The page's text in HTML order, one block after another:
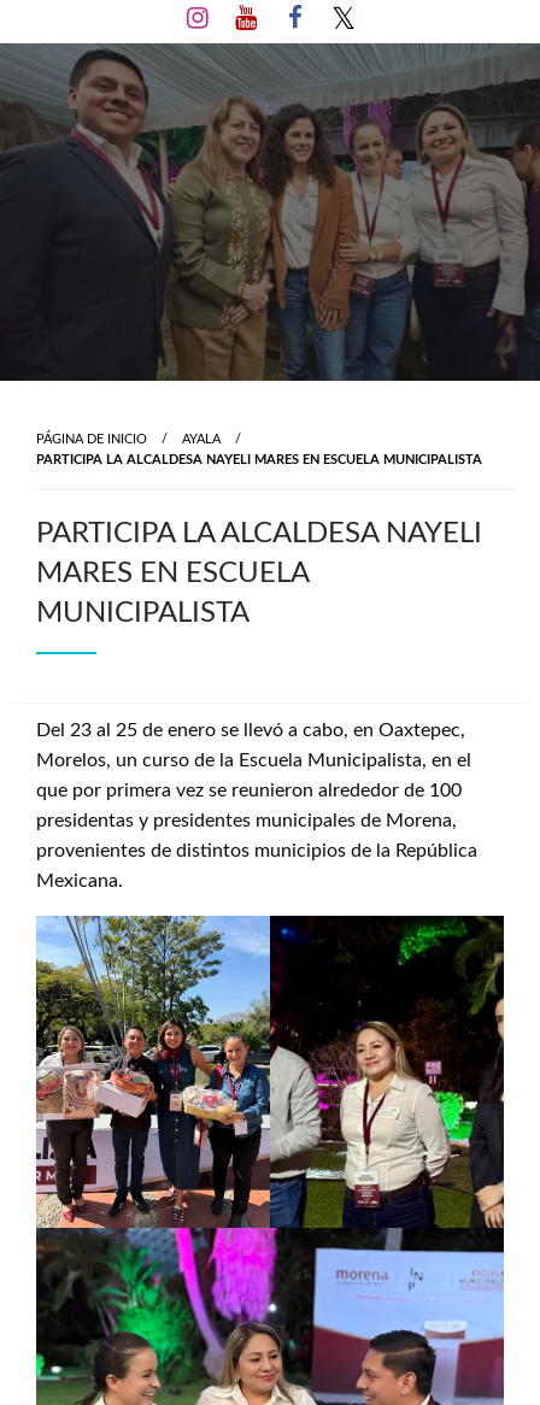
al
contenido
PÁGINA DE INICIO
AYALA
PARTICIPA LA ALCALDESA NAYELI MARES EN ESCUELA MUNICIPALISTA
PARTICIPA LA ALCALDESA NAYELI
MARES EN ESCUELA
MUNICIPALISTA
Del 23 al 25 de enero se llevó a cabo, en Oaxtepec,
Morelos, un curso de la Escuela Municipalista, en el
que por primera vez se reunieron alrededor de 100
presidentas y presidentes municipales de Morena,
provenientes de distintos municipios de la República
Mexicana.